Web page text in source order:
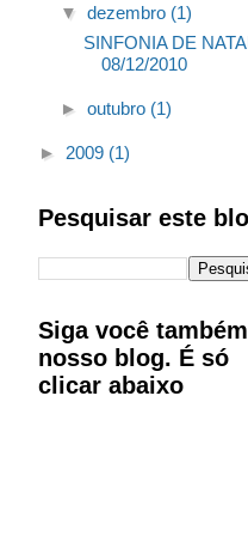
▼ dezembro (1)
SINFONIA DE
08/12/2010
► outubro (1)
► 2009 (1)
Pesquisar este
Siga você
nosso blog. É só
clicar abaixo